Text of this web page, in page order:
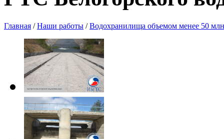
Главная / Наши работы / Водохранилища объемом менее 50